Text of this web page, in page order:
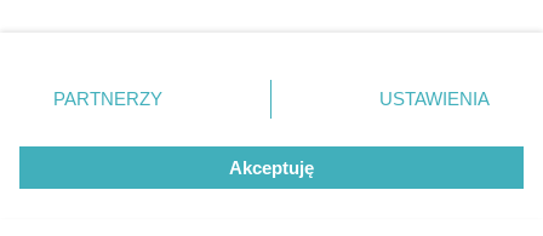
© 2026 Grupa ZPR Media
zmienić/wycofać klikając przycisk ustawień prywatności
znajdujący się w lewym dolnym rogu strony
rodzaje przetwarzania danych nie wymagają zgody
użytkownika, ale masz prawo sprzeciwić się takiemu
przetwarzaniu. Preferencje będą miały zastosowanie tylko
PARTNERZY USTAWIENIA
Akceptuję